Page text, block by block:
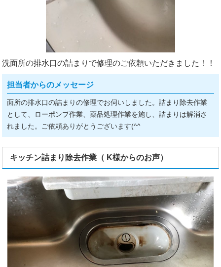
洗面所の排水口の詰まりで修理のご依頼いただきました！！
担当者からのメッセージ
面所の排水口の詰まりの修理でお伺いしました。詰まり除去作業
として、ローポンプ作業、薬品処理作業を施し、詰まりは解消さ
れました。ご依頼ありがとうございます(^^ゞ
キッチン詰まり除去作業（ K様からのお声）